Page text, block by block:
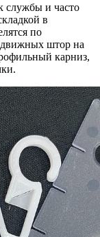
службы и часто
в
по
штор на
карниз,